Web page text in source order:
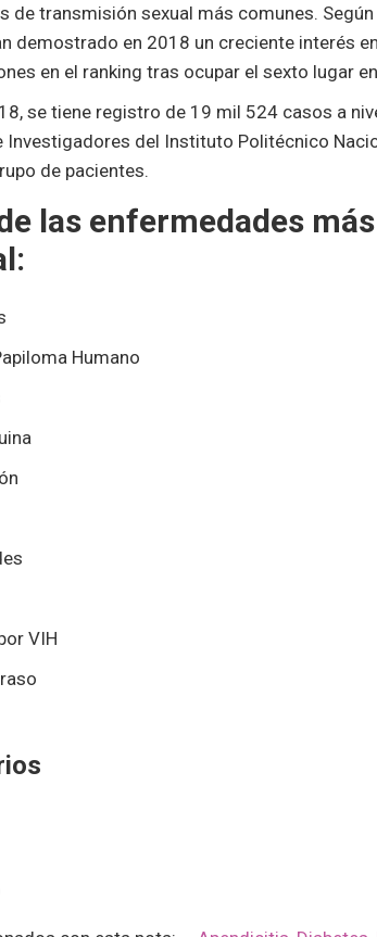
de transmisión sexual más comunes.
demostrado en 2018 un creciente interés
en el ranking tras ocupar el sexto lugar
se tiene registro de 19 mil 524 casos a
Investigadores del Instituto Politécnico
de pacientes.
las enfermedades
Humano
VIH